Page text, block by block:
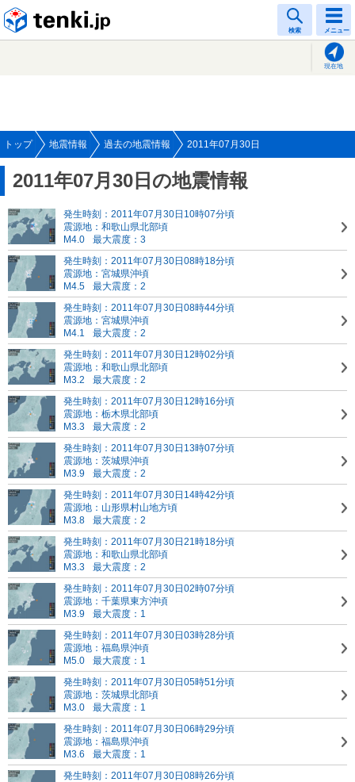
検索 メニュー
現在地
トップ 地震情報 過去の地震情報 2011年07月30日
2011年07月30日の地震情報
発生時刻：2011年07月30日10時07分頃
震源地：和歌山県北部頃
M4.0
最大震度：3
発生時刻：2011年07月30日08時18分頃
震源地：宮城県沖頃
M4.5
最大震度：2
発生時刻：2011年07月30日08時44分頃
震源地：宮城県沖頃
M4.1
最大震度：2
発生時刻：2011年07月30日12時02分頃
震源地：和歌山県北部頃
M3.2
最大震度：2
発生時刻：2011年07月30日12時16分頃
震源地：栃木県北部頃
M3.3
最大震度：2
発生時刻：2011年07月30日13時07分頃
震源地：茨城県沖頃
M3.9
最大震度：2
発生時刻：2011年07月30日14時42分頃
震源地：山形県村山地方頃
M3.8
最大震度：2
発生時刻：2011年07月30日21時18分頃
震源地：和歌山県北部頃
M3.3
最大震度：2
発生時刻：2011年07月30日02時07分頃
震源地：千葉県東方沖頃
M3.9
最大震度：1
発生時刻：2011年07月30日03時28分頃
震源地：福島県沖頃
M5.0
最大震度：1
発生時刻：2011年07月30日05時51分頃
震源地：茨城県北部頃
M3.0
最大震度：1
発生時刻：2011年07月30日06時29分頃
震源地：福島県沖頃
M3.6
最大震度：1
発生時刻：2011年07月30日08時26分頃